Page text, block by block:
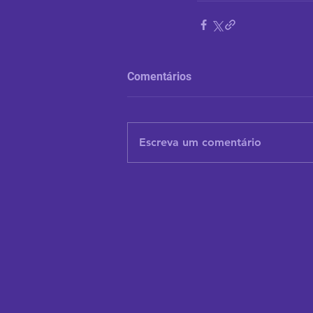
Comentários
Escreva um comentário